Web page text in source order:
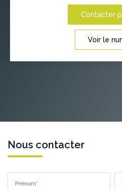
Contacter
Voir le
Nous contacter
Prénom*